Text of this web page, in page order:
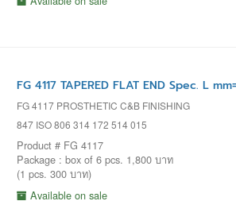
FG 4117 TAPERED FLAT END Spec. L
FG 4117 PROSTHETIC C&B FINISHING
847 ISO 806 314 172 514 015
Product # FG 4117
Package : box of 6 pcs. 1,800 บาท
(1 pcs. 300 บาท)
Available on sale